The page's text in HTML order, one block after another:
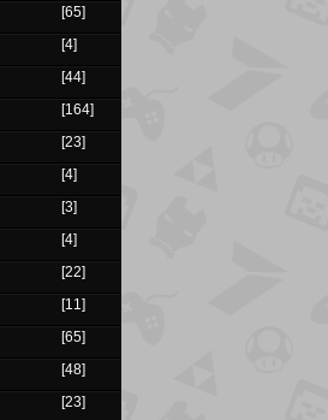
[65]
[4]
[44]
[164]
[23]
[4]
[3]
[4]
[22]
[11]
[65]
[48]
[23]